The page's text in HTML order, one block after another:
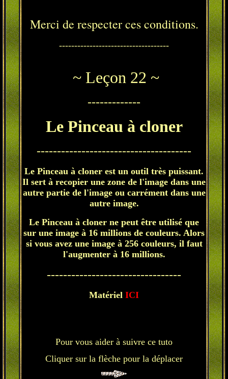
Merci de respecter ces conditions.
------------------------------------
~ Leçon 22 ~
-------------
Le Pinceau à cloner
--------------------------------------
Le Pinceau à cloner est un outil très puissant.
Il sert à recopier une zone de l'image dans une
autre partie de l'image ou carrément dans une
autre image.
Le Pinceau à cloner ne peut être utilisé que
sur une image à 16 millions de couleurs. Alors
si vous avez une image à 256 couleurs, il faut
l'augmenter à 16 millions.
---------------------------------
Matériel ICI
Pour vous aider à suivre ce tuto
Cliquer sur la flèche pour la déplacer